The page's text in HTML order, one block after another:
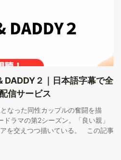
DADDY２｜日本語字幕で全
信サービス
となった同性カップルの奮闘を描
ラマの第2シーズン。「良い親」
を交えつつ描いている。 この記事